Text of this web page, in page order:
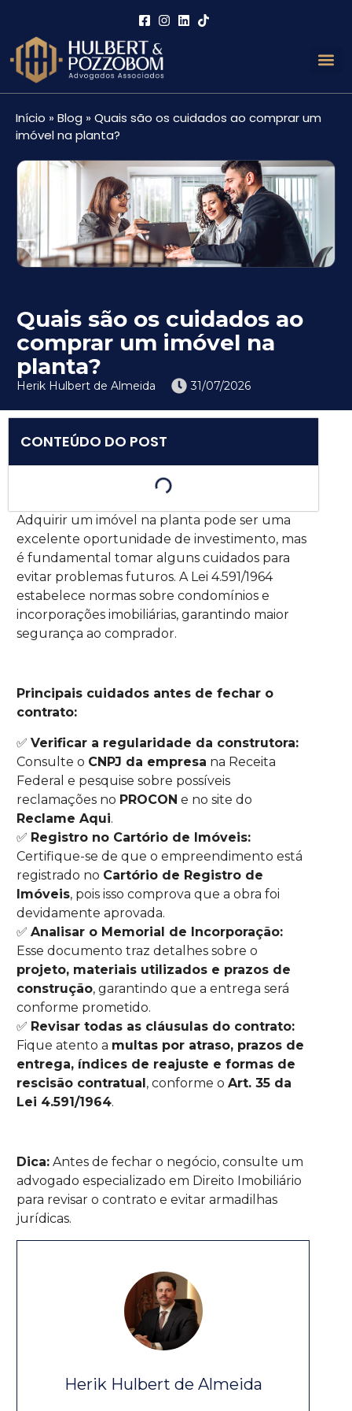
Início » Blog » Quais são os cuidados ao comprar um
imóvel na planta?
Quais são os cuidados ao
comprar um imóvel na
planta?
Herik Hulbert de Almeida 31/07/2026
CONTEÚDO DO POST
Adquirir um imóvel na planta pode ser uma
excelente oportunidade de investimento, mas
é fundamental tomar alguns cuidados para
evitar problemas futuros. A Lei 4.591/1964
estabelece normas sobre condomínios e
incorporações imobiliárias, garantindo maior
segurança ao comprador.
Principais cuidados antes de fechar o
contrato:
✅Verificar a regularidade da construtora:
Consulte o CNPJ da empresa na Receita
Federal e pesquise sobre possíveis
reclamações no PROCON e no site do
Reclame Aqui.
✅ Registro no Cartório de Imóveis:
Certifique-se de que o empreendimento está
registrado no Cartório de Registro de
Imóveis, pois isso comprova que a obra foi
devidamente aprovada.
✅Analisar o Memorial de Incorporação:
Esse documento traz detalhes sobre o
projeto, materiais utilizados e prazos de
construção, garantindo que a entrega será
conforme prometido.
✅ Revisar todas as cláusulas do contrato:
Fique atento a multas por atraso, prazos de
entrega, índices de reajuste e formas de
rescisão contratual, conforme oArt. 35 da
Lei 4.591/1964.
Dica: Antes de fechar o negócio, consulte um
advogado especializado em Direito Imobiliário
para revisar o contrato e evitar armadilhas
jurídicas.
Herik Hulbert de Almeida